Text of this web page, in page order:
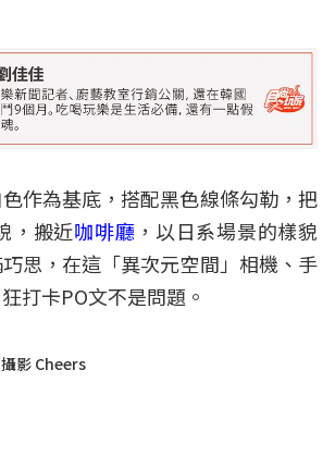
作為基底，搭配黑色線條勾勒，把
，搬近咖啡廳 ，以日系場景的樣貌
思，在這「異次元空間」相機、手
打卡PO文不是問題。
影 Cheers